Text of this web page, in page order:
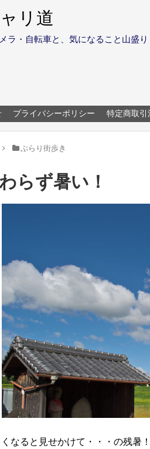
リ道
ラ・自転車と、気になること山盛り
プライバシーポリシー 特定商取引
ぶらり街歩き
らず暑い！
なると見せかけて・・・の残暑